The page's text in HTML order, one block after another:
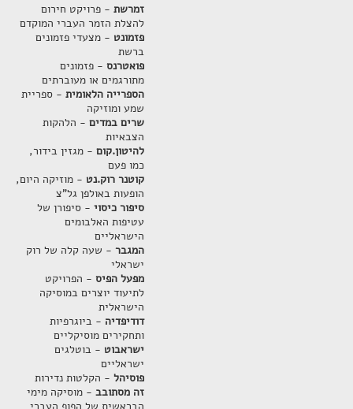
זמרשת- פרויקט חירום
להצלת הזמר העברי המוקדם
פזמונט - מצעדי פזמונים
ברשת
פואטרנס- פזמונים
מתורגמים או מעוברתים
הספרייה הלאומית- ספריית
שמע ומוזיקה
שרים במדים- הלהקות
הצבאיות
להיטון.קום- מגזין בידור,
כמו פעם
קוטנר רוק.נט - מוזיקה היום,
הופעות באולפן גל"צ
סיפור כיסוי- סיפורן של
עטיפות האלבומים
הישראליים
המגבר- שעה קלה של רוק
ישראלי
מפעל הפיס- הפרויקט
לתיעוד יוצרים במוסיקה
הישראלית
דודיפדיה - ביוגרפיות
ותחקירים מוסיקליים
ישראבוט - בוטלגים
ישראליים
פוסיהל- הקלטות נדירות
זה מסתובב- מוסיקה מימי